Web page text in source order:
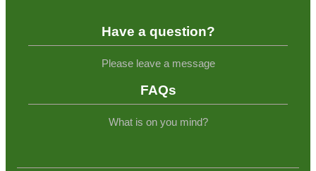
Have a question?
Please leave a message
FAQs
What is on you mind?